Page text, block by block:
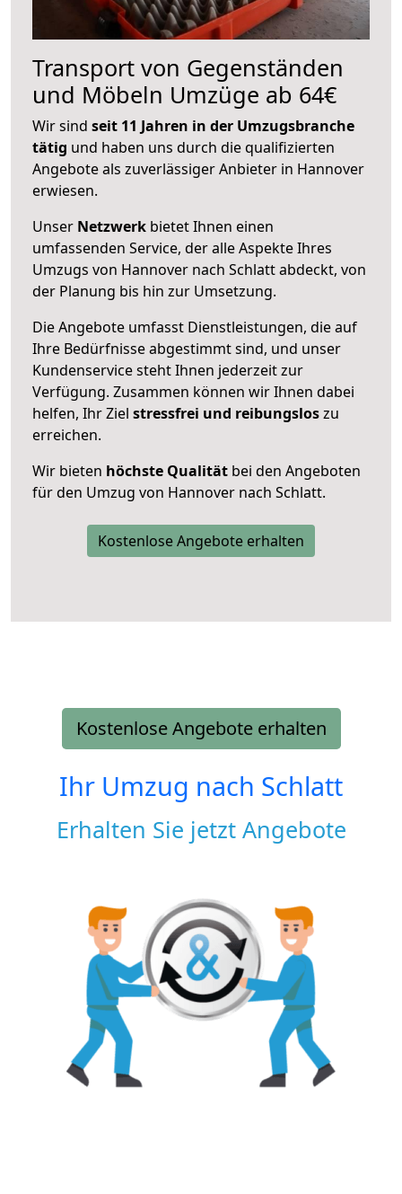
Transport von Gegenständen
und Möbeln Umzüge ab 64€
Wir sind seit 11 Jahren in der Umzugsbranche
tätig und haben uns durch die qualifizierten
Angebote als zuverlässiger Anbieter in Hannover
erwiesen.
Unser Netzwerk bietet Ihnen einen
umfassenden Service, der alle Aspekte Ihres
Umzugs von Hannover nach Schlatt abdeckt, von
der Planung bis hin zur Umsetzung.
Die Angebote umfasst Dienstleistungen, die auf
Ihre Bedürfnisse abgestimmt sind, und unser
Kundenservice steht Ihnen jederzeit zur
Verfügung. Zusammen können wir Ihnen dabei
helfen, Ihr Ziel stressfrei und reibungsloszu
erreichen.
Wir bieten höchste Qualität bei den Angeboten
für den Umzug von Hannover nach Schlatt.
Kostenlose Angebote erhalten
Kostenlose Angebote erhalten
Ihr Umzug nach Schlatt
Erhalten Sie jetzt Angebote